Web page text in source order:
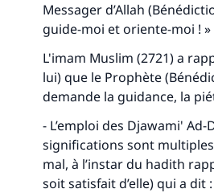
Messager d’Allah
guide-moi et oriente-moi ! »
L'imam Muslim (2721) a
lui) que le Prophète
demande la guidance, la
- L’emploi des Djawami' Ad-
significations sont
mal, à l’instar du hadith
soit satisfait d’elle) qui a dit